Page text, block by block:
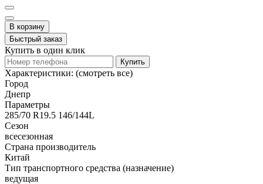
В корзину
Быстрый заказ
Купить в один клик
Купить
Характеристики: (смотреть все)
Город
Днепр
Параметры
285/70 R19.5 146/144L
Сезон
всесезонная
Страна производитель
Китай
Тип транспортного средства (назначение)
ведущая